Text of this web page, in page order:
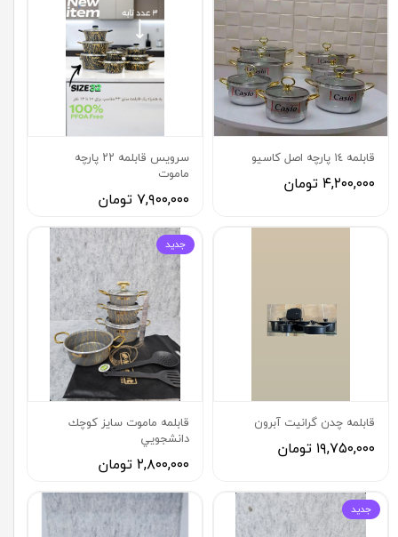
قابلمه ١٤ پارچه اصل كاسيو
۴,۲۰۰,۰۰۰ تومان
سرويس قابلمه ٢٢ پارچه
ماموت
۷,۹۰۰,۰۰۰ تومان
قابلمه چدن گرانيت آبرون
۱۹,۷۵۰,۰۰۰ تومان
قابلمه ماموت سايز كوچك
دانشجويي
۲,۸۰۰,۰۰۰ تومان
جديد
جديد